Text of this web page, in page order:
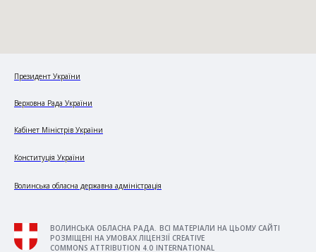
Президент України
Верховна Рада України
Кабінет Міністрів України
Конституція України
Волинська обласна державна адміністрація
ВОЛИНСЬКА ОБЛАСНА РАДА. ВСІ МАТЕРІАЛИ НА ЦЬОМУ САЙТІ
РОЗМІЩЕНІ НА УМОВАХ ЛІЦЕНЗІЇ CREATIVE
COMMONS ATTRIBUTION 4.0 INTERNATIONAL